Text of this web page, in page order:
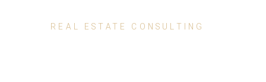
REAL ESTATE CONSULTING